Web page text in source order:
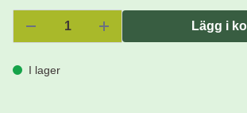
Lägg i
I lager